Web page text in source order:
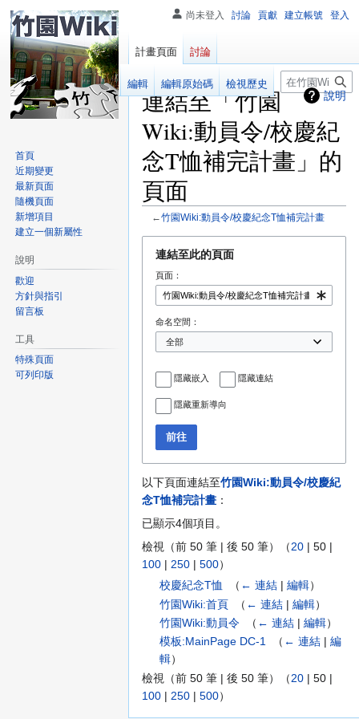
說明
連結至「竹園
Wiki:動員令/校慶紀
念T恤補完計畫」的
頁面
←竹園Wiki:動員令/校慶紀念T恤補完計畫
連結至此的頁面
頁面：
命名空間：
隱藏嵌入 隱藏連結
隱藏重新導向
前往
以下頁面連結至竹園Wiki:動員令/校慶紀
念T恤補完計畫 ：
已顯示4個項目。
檢視（前 50 筆 | 後 50 筆）（20 | 50 |
100 | 250 | 500）
校慶紀念T恤
（ ← 連結 |編輯）
竹園Wiki:首頁
（ ← 連結 |編輯）
竹園Wiki:動員令
（ ← 連結 |編輯）
模板:MainPage DC-1
（ ← 連結 |編
輯）
檢視（前 50 筆 | 後 50 筆）（20 | 50 |
100 | 250 | 500）
尚未登入 討論 貢獻 建立帳號 登入
計畫頁面 討論
閱讀 編輯 編輯原始碼 檢視歷史
搜
首頁
近期變更
最新頁面
隨機頁面
新增項目
建立一個新屬性
說明
歡迎
方針與指引
留言板
工具
特殊頁面
可列印版